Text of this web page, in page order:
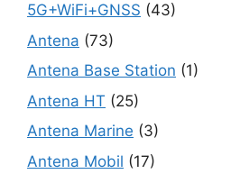
5G+WiFi+GNSS (43)
Antena (73)
Antena Base Station (1)
Antena HT (25)
Antena Marine (3)
Antena Mobil (17)